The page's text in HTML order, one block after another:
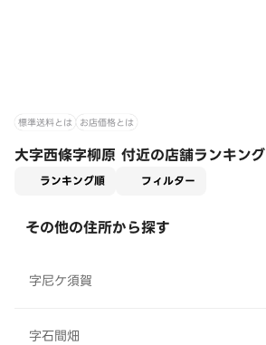
標準送料とは お店価格とは
大字西條字柳原 付近の店舗ランキング
ランキング順 フィルター
その他の住所から探す
字尼ケ須賀
字石間畑